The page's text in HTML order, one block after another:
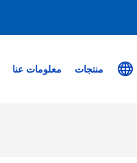
منتجات معلومات عنا